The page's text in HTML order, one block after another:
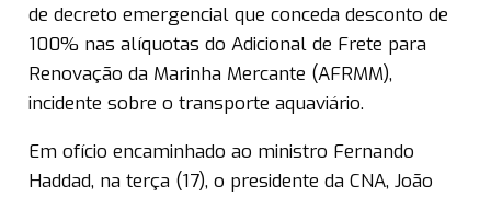
de decreto emergencial que conceda desconto de
100% nas alíquotas do Adicional de Frete para
Renovação da Marinha Mercante (AFRMM),
incidente sobre o transporte aquaviário.
Em ofício encaminhado ao ministro Fernando
Haddad, na terça (17), o presidente da CNA, João